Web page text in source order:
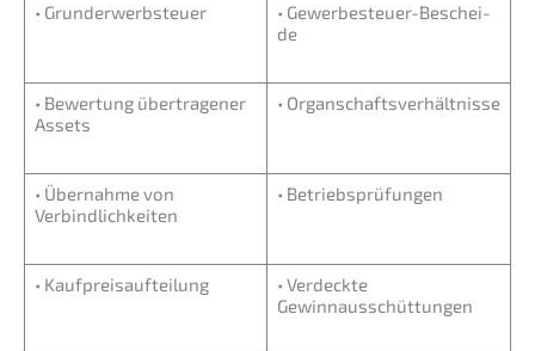
• Grund­er­werb­steu­er
• Gewer­be­steu­er-Beschei­
de
• Bewer­tung übertra­ge­ner
Assets
• Organ­schafts­ver­hält­nis­se
• Übernah­me von
Verbindlichkeiten
• Betriebs­prü­fun­gen
• Kaufpreis­auf­tei­lung
• Verdeck­te
Gewinnausschüttungen